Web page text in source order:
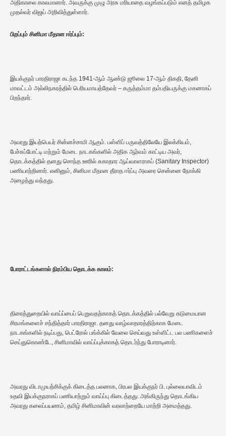
அதிகாலை காலமானார். அவருக்கு முழு அரசு மரியாதை வழங்கப்படும் எனத் தமிழக
முதல்வர் விஜய் அறிவித்துள்ளார்.
பிறப்பும் சினிமா மீதான ஈர்ப்பும்:
இயக்குநர் பாரதிராஜா கடந்த 1941-ஆம் ஆண்டு ஜூலை 17-ஆம் திகதி, தேனி
மாவட்டம் அல்லிநகரத்தில் பெரியமாயத்தேவர் – கருத்தம்மா தம்பதியருக்கு மகனாகப்
பிறந்தார்.
அவரது இயற்பெயர் சின்னச்சாமி ஆகும். பள்ளிப் பருவத்திலேயே இலக்கியம்,
பேச்சுப்போட்டி மற்றும் மேடை நாடகங்களில் அதிக ஆர்வம் காட்டிய அவர்,
தொடக்கத்தில் தனது சொந்த ஊரில் சுகாதார ஆய்வாளராகப் (Sanitary Inspector)
பணியாற்றினார். எனினும், சினிமா மீதான தீராத ஈர்ப்பு அவரை சென்னை நோக்கி
அழைத்து வந்தது.
போராட்டங்களால் நிரம்பிய தொடக்க காலம்:
திரைத்துறையில் வாய்ப்பைப் பெறுவதற்காகத் தொடக்கத்தில் பல்வேறு கடுமையான
சிரமங்களைச் சந்தித்தார் பாரதிராஜா. தனது வாழ்வாதாரத்திற்காக மேடை
நாடகங்களில் நடிப்பது, பெட்ரோல் பங்க்கில் வேலை செய்வது உள்ளிட்ட பல பணிகளைச்
செய்துகொண்டே, சினிமாவில் வாய்ப்புக்காகத் தொடர்ந்து போராடினார்.
அவரது விடாமுயற்சிக்குக் கிடைத்த பலனாக, பிரபல இயக்குநர் பி. புல்லையாவிடம்
உதவி இயக்குநராகப் பணியாற்றும் வாய்ப்பு கிடைத்தது. அங்கிருந்து தொடங்கிய
அவரது கலைப்பயணம், தமிழ் சினிமாவின் வரலாற்றையே மாற்றி அமைத்தது.